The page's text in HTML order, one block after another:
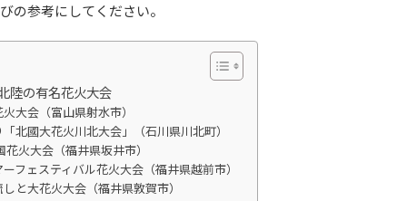
の参考にしてください。
陸の有名花火大会
大会（富山県射水市）
北國大花火川北大会」（石川県川北町）
火大会（福井県坂井市）
フェスティバル花火大会（福井県越前市）
と大花火大会（福井県敦賀市）